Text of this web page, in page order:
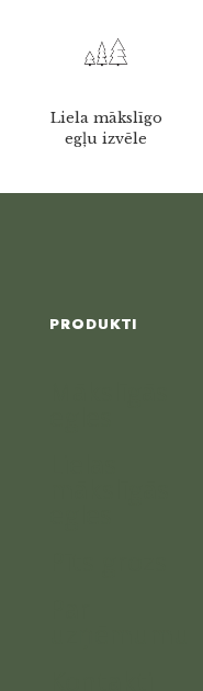
Liela mākslīgo
egļu izvēle
PRODUKTI